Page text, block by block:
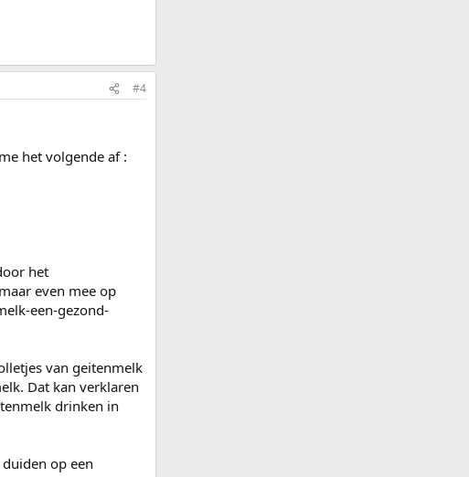
#4
het volgende af :
het
even mee op
een-gezond-
van geitenmelk
Dat kan verklaren
drinken in
op een